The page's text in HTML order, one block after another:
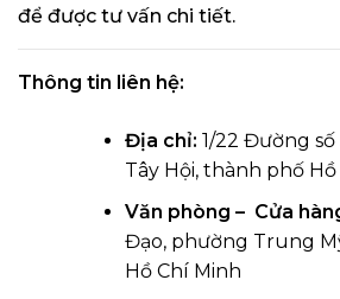
để được tư vấn chi tiết.
Thông tin liên hệ:
Địa chỉ: 1/22 Đường
Tây Hội, thành phố
Văn phòng – Cửa
Đạo, phường Trung
Hồ Chí Minh